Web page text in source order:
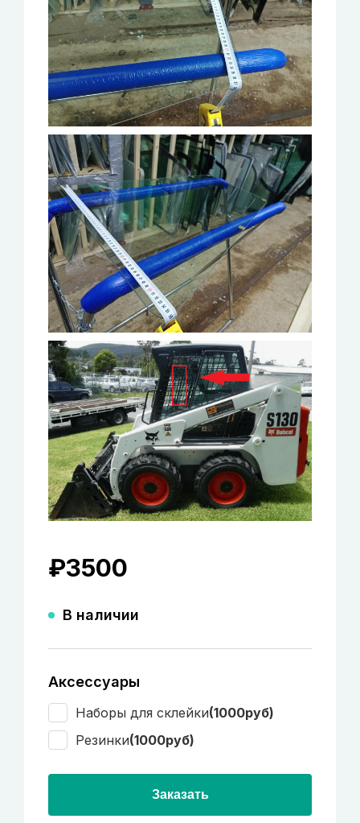
₽3500
В наличии
Аксессуары
Наборы для склейки(1000руб)
Резинки(1000руб)
Заказать